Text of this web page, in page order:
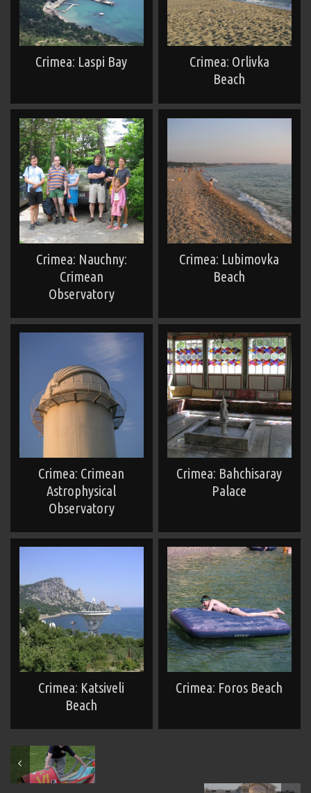
Crimea: Laspi Bay
Crimea: Orlivka
Beach
Crimea: Nauchny:
Crimean
Observatory
Crimea: Lubimovka
Beach
Crimea: Crimean
Astrophysical
Observatory
Crimea: Bahchisaray
Palace
Crimea: Katsiveli
Beach
Crimea: Foros Beach
June 2006